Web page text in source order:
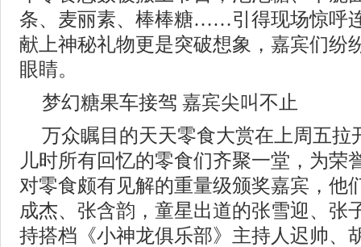
条、麦丽素、棒棒糖……引得现场惊呼
献上神秘礼物更是突破想象，嘉宾们纷
眼睛。
梦幻糖果车接驾 嘉宾尖叫不止
万众瞩目的天天零食大赏在上周五拉
儿时所有回忆的零食们齐聚一堂，为荣
对零食颇有见解的重量级颁奖嘉宾，他
成杰、张含韵，童星出道的张雪迎、张
持搭档《小神龙俱乐部》主持人迟帅、